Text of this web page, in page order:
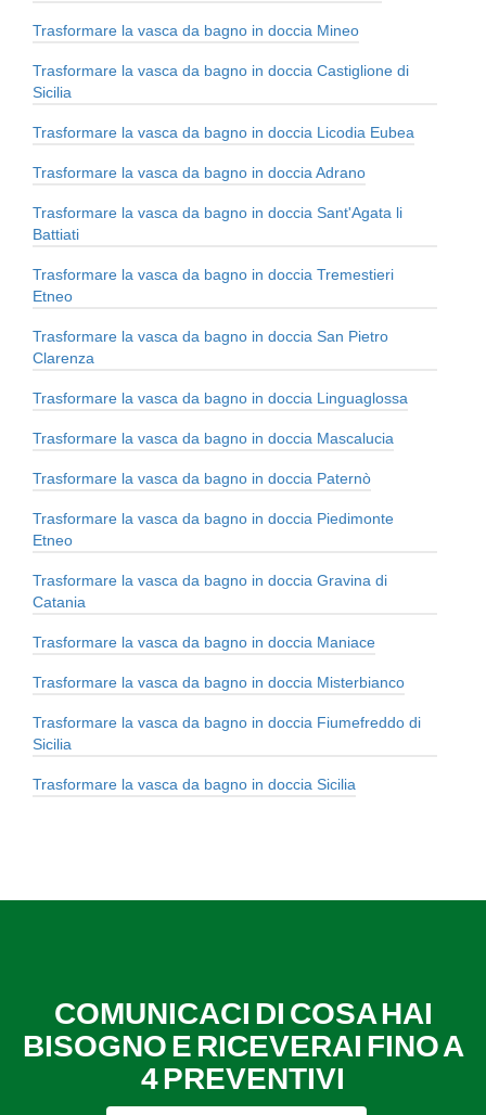
Trasformare la vasca da bagno in doccia Mineo
Trasformare la vasca da bagno in doccia Castiglione di
Sicilia
Trasformare la vasca da bagno in doccia Licodia Eubea
Trasformare la vasca da bagno in doccia Adrano
Trasformare la vasca da bagno in doccia Sant'Agata li
Battiati
Trasformare la vasca da bagno in doccia Tremestieri
Etneo
Trasformare la vasca da bagno in doccia San Pietro
Clarenza
Trasformare la vasca da bagno in doccia Linguaglossa
Trasformare la vasca da bagno in doccia Mascalucia
Trasformare la vasca da bagno in doccia Paternò
Trasformare la vasca da bagno in doccia Piedimonte
Etneo
Trasformare la vasca da bagno in doccia Gravina di
Catania
Trasformare la vasca da bagno in doccia Maniace
Trasformare la vasca da bagno in doccia Misterbianco
Trasformare la vasca da bagno in doccia Fiumefreddo di
Sicilia
Trasformare la vasca da bagno in doccia Sicilia
COMUNICACI DI COSA HAI
BISOGNO E RICEVERAI FINO A
4 PREVENTIVI